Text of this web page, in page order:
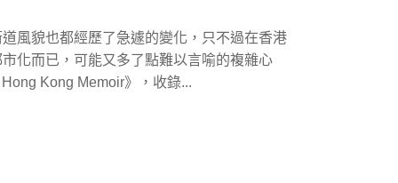
風貌也都經歷了急遽的變化，只不過在香港
化而已，可能又多了點難以言喻的複雜心
Kong Memoir》，收錄...